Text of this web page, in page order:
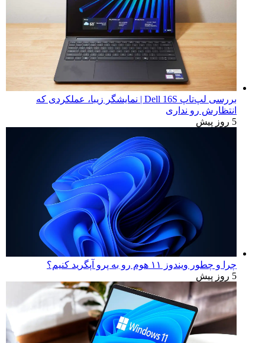
بررسی لپ‌تاپ Dell 16S | نمایشگر زیبا، عملکردی که
انتظارش رو نداری
5 روز پیش
چرا و چطور ویندوز ۱۱ هوم رو به پرو آپگرید کنیم؟
5 روز پیش